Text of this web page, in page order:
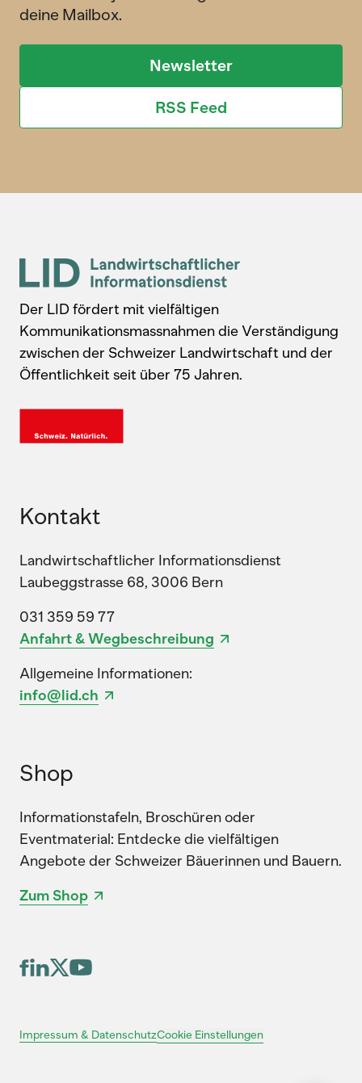
deine Mailbox.
Newsletter
RSS Feed
Der LID fördert mit vielfältigen
Kommunikationsmassnahmen die Verständigung
zwischen der Schweizer Landwirtschaft und der
Öffentlichkeit seit über 75 Jahren.
Kontakt
Landwirtschaftlicher Informationsdienst
Laubeggstrasse 68, 3006 Bern
031 359 59 77
Anfahrt & Wegbeschreibung
Allgemeine Informationen:
info@lid.ch
Shop
Informationstafeln, Broschüren oder
Eventmaterial: Entdecke die vielfältigen
Angebote der Schweizer Bäuerinnen und Bauern.
Zum Shop
Impressum & DatenschutzCookie Einstellungen